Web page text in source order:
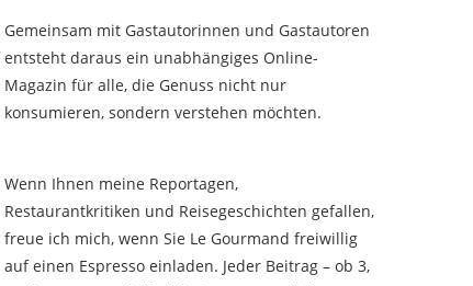
Gemeinsam mit Gastautorinnen und Gastautoren
entsteht daraus ein unabhängiges Online-
Magazin für alle, die Genuss nicht nur
konsumieren, sondern verstehen möchten.
Wenn Ihnen meine Reportagen,
Restaurantkritiken und Reisegeschichten gefallen,
freue ich mich, wenn Sie Le Gourmand freiwillig
auf einen Espresso einladen. Jeder Beitrag – ob 3,